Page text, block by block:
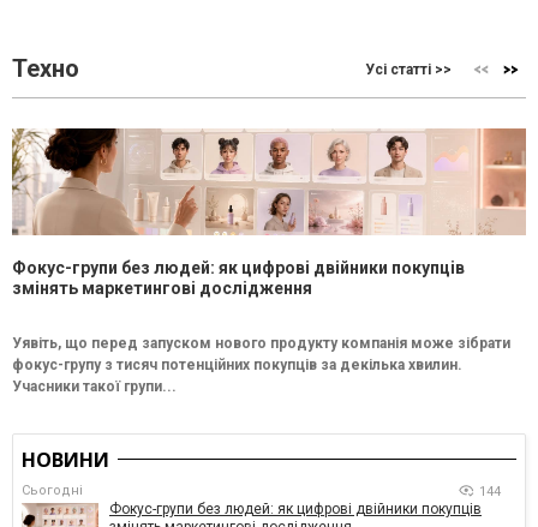
Техно Усі статті >>
Фокус-групи без людей: як цифрові двійники покупців
змінять маркетингові дослідження
Уявіть, що перед запуском нового продукту компанія може зібрати
фокус-групу з тисяч потенційних покупців за декілька хвилин.
Учасники такої групи...
НОВИНИ
Сьогодні 144
Фокус-групи без людей: як цифрові двійники покупців